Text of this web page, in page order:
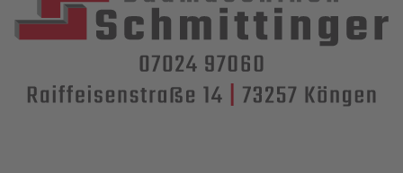
Lasergesteuerte Maschinen
Teleskopmaschinen
Miniraupenkrane